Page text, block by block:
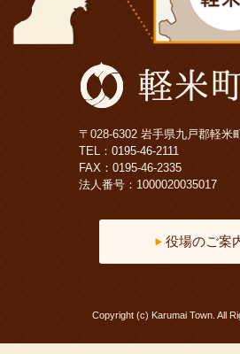
〒028-6302 岩手県九戸郡軽米
TEL： 0195-46-2111
FAX：0195-46-2335
法人番号：1000020035017
役場のご案
Copyright (c) Karumai Town. All